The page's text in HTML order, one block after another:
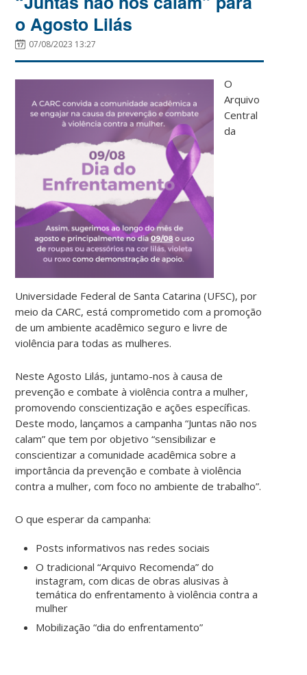
o Agosto Lilás
07/08/2023 13:27
O
Arquivo
Central
da
Universidade Federal de Santa Catarina (UFSC), por
meio da CARC, está comprometido com a promoção
de um ambiente acadêmico seguro e livre de
violência para todas as mulheres.
Neste Agosto Lilás, juntamo-nos à causa de
prevenção e combate à violência contra a mulher,
promovendo conscientização e ações específicas.
Deste modo, lançamos a campanha “Juntas não nos
calam” que tem por objetivo “sensibilizar e
conscientizar a comunidade acadêmica sobre a
importância da prevenção e combate à violência
contra a mulher, com foco no ambiente de trabalho”.
O que esperar da campanha:
Posts informativos nas redes sociais
O tradicional “Arquivo Recomenda” do
instagram, com dicas de obras alusivas à
temática do enfrentamento à violência contra a
mulher
Mobilização “dia do enfrentamento”